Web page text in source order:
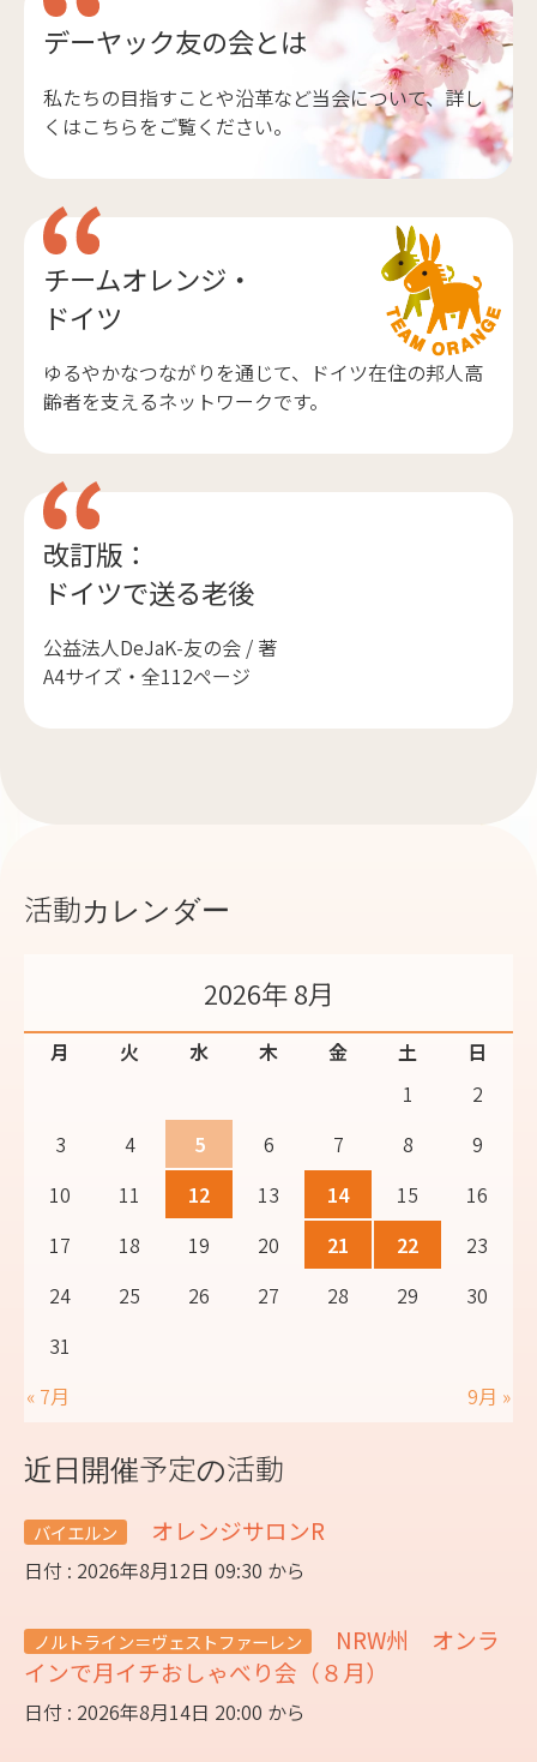
デーヤック友の会とは
私たちの目指すことや沿革など当会について、詳し
くはこちらをご覧ください。
チームオレンジ・
ドイツ
ゆるやかなつながりを通じて、ドイツ在住の邦人高
齢者を支えるネットワークです。
改訂版：
ドイツで送る老後
公益法人DeJaK-友の会 / 著
A4サイズ・全112ページ
活動カレンダー
2026年 8月
月 火 水 木 金 土
日
1
2
3
4 5 6 7 8
9
10
11 12 13 14 15
16
17
18 19 20 21 22
23
24
25 26 27 28 29
30
31
« 7月
9月 »
近日開催予定の活動
バイエルン オレンジサロンR
日付 : 2026年8月12日 09:30 から
ノルトライン＝ヴェストファーレン
NRW州 オンラ
インで月イチおしゃべり会（８月）
日付 : 2026年8月14日 20:00 から